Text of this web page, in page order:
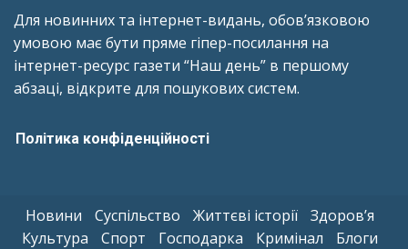
Для новинних та інтернет-видань, обов’язковою
умовою має бути пряме гіпер-посилання на
інтернет-ресурс газети “Наш день” в першому
абзаці, відкрите для пошукових систем.
Політика конфіденційності
Новини Суспільство Життєві історії
Здоров’я
Культура
Спорт Господарка Кримінал Блоги